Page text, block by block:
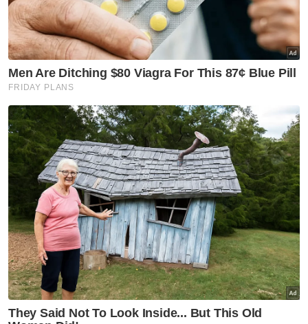
Pada Jumaat lalu, Muhammad Sanusi
menzahirkankomitmenuntuk memastikan
kunjungan semua pihak ke Langkawi
sempena penganjuran LIMA’23, Mei depan
sebagai kunjungan terindah sepanjang hayat.
Katanya, pihaknya akan memastikan semua
agensi Kerajaan Negeri Kedah memberikan
komitmen 100 peratus demi kelancaran dan